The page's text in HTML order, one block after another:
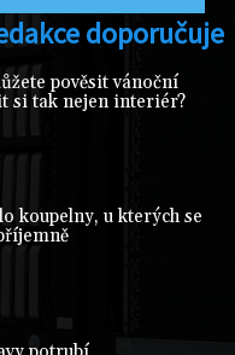
doporučuje
pověsit vánoční
si tak nejen interiér?
koupelny, u kterých se